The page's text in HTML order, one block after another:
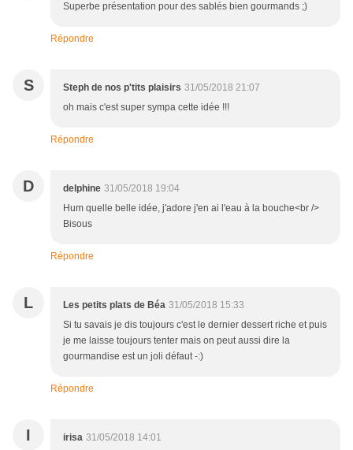
Superbe présentation pour des sablés bien gourmands ;)
Répondre
S Steph de nos p'tits plaisirs 31/05/2018 21:07
oh mais c'est super sympa cette idée !!!
Répondre
D delphine 31/05/2018 19:04
Hum quelle belle idée, j'adore j'en ai l'eau à la bouche<br />
Bisous
Répondre
L Les petits plats de Béa 31/05/2018 15:33
Si tu savais je dis toujours c'est le dernier dessert riche et puis
je me laisse toujours tenter mais on peut aussi dire la
gourmandise est un joli défaut -:)
Répondre
I irisa 31/05/2018 14:01